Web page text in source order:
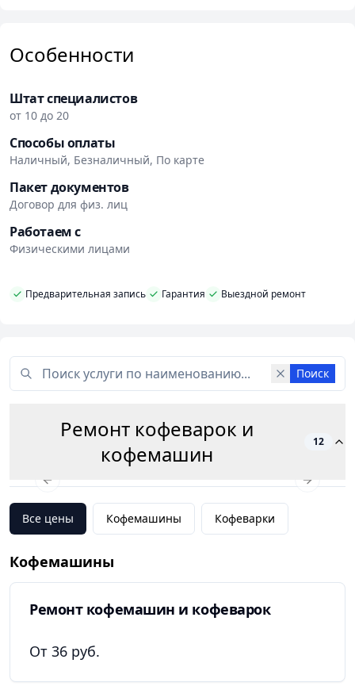
Особенности
Штат специалистов
от 10 до 20
Способы оплаты
Наличный, Безналичный, По карте
Пакет документов
Договор для физ. лиц
Работаем с
Физическими лицами
Предварительная запись Гарантия Выездной ремонт
Поиск
Ремонт кофеварок и
кофемашин
12
Previous slide Next
Все цены Кофемашины Кофеварки
Кофемашины
Ремонт кофемашин и кофеварок
От 36 руб.